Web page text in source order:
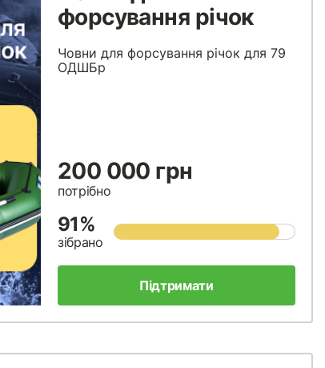
форсування річок
Човни для форсування річок для 79
ОДШБр
200 000 грн
потрібно
91%
зібрано
Підтримати